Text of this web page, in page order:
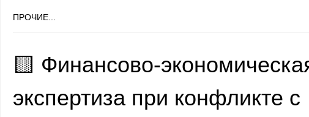
ПРОЧИЕ...
🟨 Финансово-
экспертиза при конфликте с